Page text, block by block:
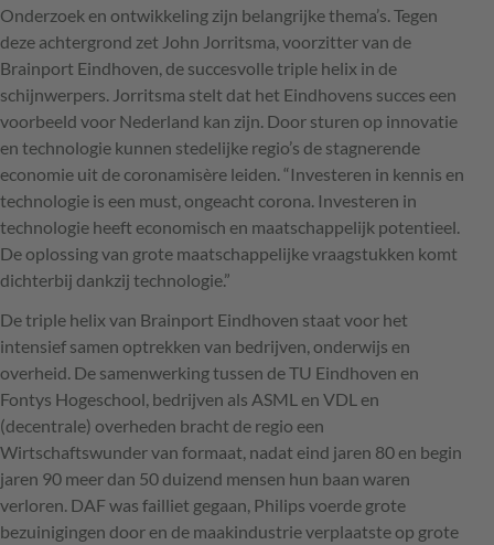
Onderzoek en ontwikkeling zijn belangrijke thema’s. Tegen
deze achtergrond zet John Jorritsma, voorzitter van de
Brainport Eindhoven, de succesvolle triple helix in de
schijnwerpers. Jorritsma stelt dat het Eindhovens succes een
voorbeeld voor Nederland kan zijn. Door sturen op innovatie
en technologie kunnen stedelijke regio’s de stagnerende
economie uit de coronamisère leiden. “Investeren in kennis en
technologie is een must, ongeacht corona. Investeren in
technologie heeft economisch en maatschappelijk potentieel.
De oplossing van grote maatschappelijke vraagstukken komt
dichterbij dankzij technologie.”
De triple helix van Brainport Eindhoven staat voor het
intensief samen optrekken van bedrijven, onderwijs en
overheid. De samenwerking tussen de TU Eindhoven en
Fontys Hogeschool, bedrijven als ASML en VDL en
(decentrale) overheden bracht de regio een
Wirtschaftswunder van formaat, nadat eind jaren 80 en begin
jaren 90 meer dan 50 duizend mensen hun baan waren
verloren. DAFwas failliet gegaan, Philips voerde grote
bezuinigingen door en de maakindustrie verplaatste op grote